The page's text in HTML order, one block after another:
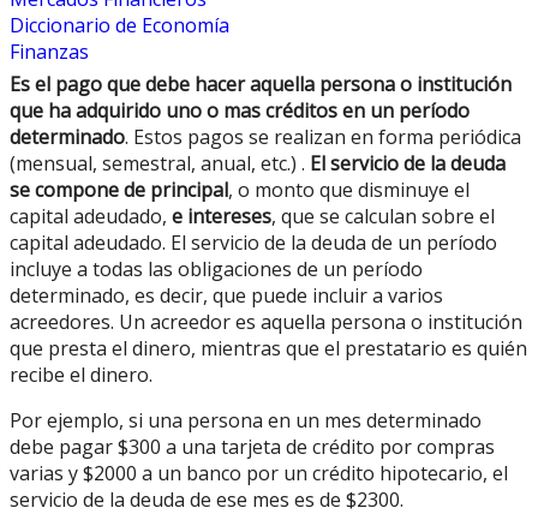
Diccionario de Economía
Finanzas
Es el pago que debe hacer aquella persona o institución
que ha adquirido uno o mas créditos en un período
determinado. Estos pagos se realizan en forma periódica
(mensual, semestral, anual, etc.) . El servicio de la deuda
se compone de principal, o monto que disminuye el
capital adeudado, e intereses, que se calculan sobre el
capital adeudado. El servicio de la deuda de un período
incluye a todas las obligaciones de un período
determinado, es decir, que puede incluir a varios
acreedores. Un acreedor es aquella persona o institución
que presta el dinero, mientras que el prestatario es quién
recibe el dinero.
Por ejemplo, si una persona en un mes determinado
debe pagar $300 a una tarjeta de crédito por compras
varias y $2000 a un banco por un crédito hipotecario, el
servicio de la deuda de ese mes es de $2300.